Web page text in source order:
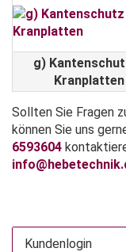
g)
Kranplatten
Sollten Sie Fragen
können Sie uns
6593604
Kundenlogin